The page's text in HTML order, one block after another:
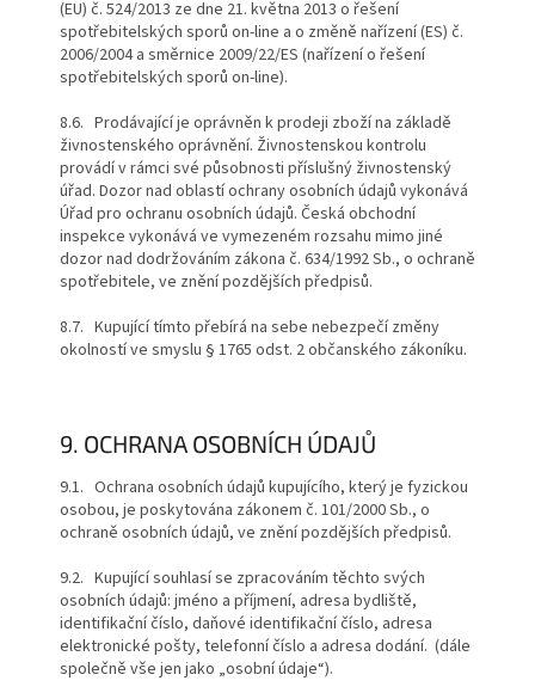
(EU) č. 524/2013 ze dne 21. května 2013 o řešení
spotřebitelských sporů on-line a o změně nařízení (ES) č.
2006/2004 a směrnice 2009/22/ES (nařízení o řešení
spotřebitelských sporů on-line).
8.6. Prodávající je oprávněn k prodeji zboží na základě
živnostenského oprávnění. Živnostenskou kontrolu
provádí v rámci své působnosti příslušný živnostenský
úřad. Dozor nad oblastí ochrany osobních údajů vykonává
Úřad pro ochranu osobních údajů. Česká obchodní
inspekce vykonává ve vymezeném rozsahu mimo jiné
dozor nad dodržováním zákona č. 634/1992 Sb., o ochraně
spotřebitele, ve znění pozdějších předpisů.
8.7. Kupující tímto přebírá na sebe nebezpečí změny
okolností ve smyslu § 1765 odst. 2 občanského zákoníku.
9. OCHRANA OSOBNÍCH ÚDAJŮ
9.1. Ochrana osobních údajů kupujícího, který je fyzickou
osobou, je poskytována zákonem č. 101/2000 Sb., o
ochraně osobních údajů, ve znění pozdějších předpisů.
9.2. Kupující souhlasí se zpracováním těchto svých
osobních údajů: jméno a příjmení, adresa bydliště,
identifikační číslo, daňové identifikační číslo, adresa
elektronické pošty, telefonní číslo a adresa dodání. (dále
společně vše jen jako „osobní údaje“).